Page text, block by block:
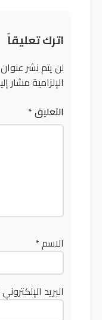
اترك تعليقاً
لن يتم نشر
الإلزامية مشار
التعليق*
الاسم*
البريد الإلكتروني